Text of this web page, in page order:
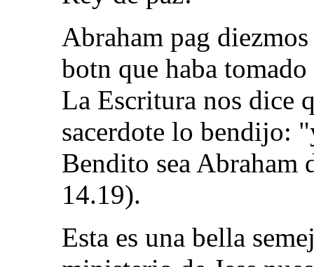
Abraham pag
botn que haba
La Escritura nos dice
sacerdote lo bendijo:
Bendito sea
14.19).
Esta es una bella